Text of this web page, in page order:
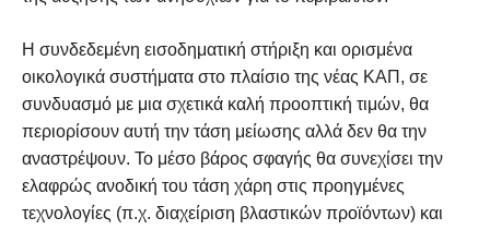
Η συνδεδεμένη εισοδηματική στήριξη και ορισμένα
οικολογικά συστήματα στο πλαίσιο της νέας ΚΑΠ, σε
συνδυασμό με μια σχετικά καλή προοπτική τιμών, θα
περιορίσουν αυτή την τάση μείωσης αλλά δεν θα την
αναστρέψουν. Το μέσο βάρος σφαγής θα συνεχίσει την
ελαφρώς ανοδική του τάση χάρη στις προηγμένες
τεχνολογίες (π.χ. διαχείριση βλαστικών προϊόντων) και